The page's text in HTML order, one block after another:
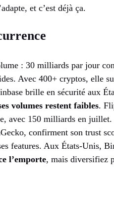
et c’est déjà ça.
: 30 milliards par jour
Avec 400+ cryptos, elle
brille en sécurité aux
volumes restent faibles.
avec 150 milliards en juillet.
confirment son trust
features. Aux États-Unis,
l’emporte, mais diversifiez